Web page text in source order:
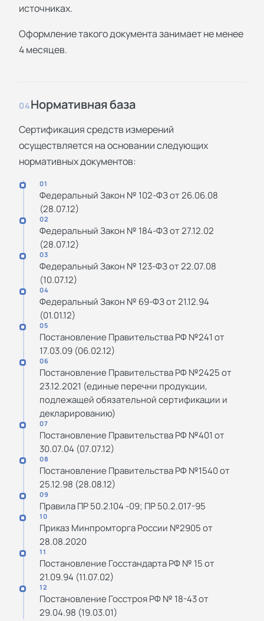
источниках.
Оформление такого документа занимает не менее
4 месяцев.
04Нормативная база
Сертификация средств измерений
осуществляется на основании следующих
нормативных документов:
01
Федеральный Закон № 102-ФЗ от 26.06.08
(28.07.12)
02
Федеральный Закон № 184-ФЗ от 27.12.02
(28.07.12)
03
Федеральный Закон № 123-ФЗ от 22.07.08
(10.07.12)
04
Федеральный Закон № 69-ФЗ от 21.12.94
(01.01.12)
05
Постановление Правительства РФ №241 от
17.03.09 (06.02.12)
06
Постановление Правительства РФ №2425 от
23.12.2021 (единые перечни продукции,
подлежащей обязательной сертификации и
декларированию)
07
Постановление Правительства РФ №401 от
30.07.04 (07.07.12)
08
Постановление Правительства РФ №1540 от
25.12.98 (28.08.12)
09
Правила ПР 50.2.104 -09; ПР 50.2.017-95
10
Приказ Минпромторга России №2905 от
28.08.2020
11
Постановление Госстандарта РФ № 15 от
21.09.94 (11.07.02)
12
Постановление Госстроя РФ № 18-43 от
29.04.98 (19.03.01)